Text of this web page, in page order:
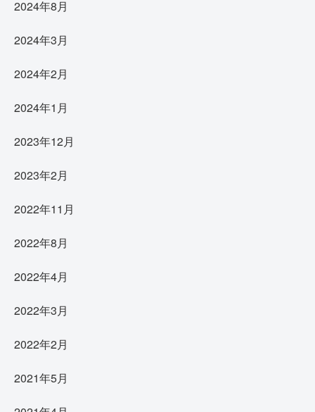
2024年8月
2024年3月
2024年2月
2024年1月
2023年12月
2023年2月
2022年11月
2022年8月
2022年4月
2022年3月
2022年2月
2021年5月